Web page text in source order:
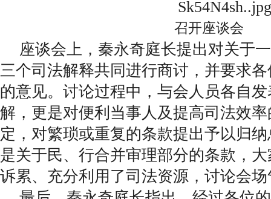
召开座谈会
座谈会上，秦永奇庭长提出对关于
三个司法解释共同进行商讨，并要求
的意见。讨论过程中，与会人员各自
解，更是对便利当事人及提高司法效
定，对繁琐或重复的条款提出予以归
是关于民、行合并审理部分的条款，
诉累、充分利用了司法资源，讨论会